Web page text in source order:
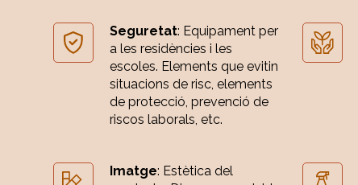
Seguretat: Equipament per
a les residències i les
escoles. Elements que evitin
situacions de risc, elements
de protecció, prevenció de
riscos laborals, etc.
Imatge: Estètica del